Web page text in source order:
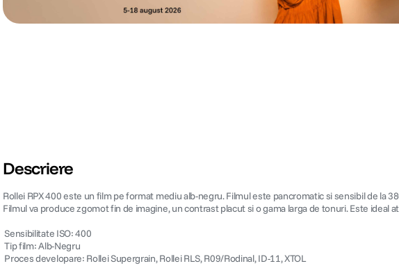
Descriere
Rollei RPX 400 este un film pe format mediu alb-negru. Filmul este pancromatic si sensibil de la
Filmul va produce zgomot fin de imagine, un contrast placut si o gama larga de tonuri. Este ideal
 Sensibilitate ISO: 400
 Tip film: Alb-Negru
 Proces developare: Rollei Supergrain, Rollei RLS, R09/Rodinal, ID-11, XTOL